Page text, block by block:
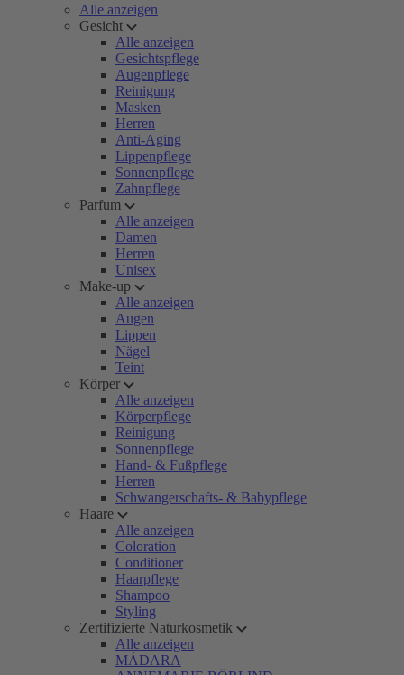
Alle anzeigen
Gesicht
Alle anzeigen
Gesichtspflege
Augenpflege
Reinigung
Masken
Herren
Anti-Aging
Lippenpflege
Sonnenpflege
Zahnpflege
Parfum
Alle anzeigen
Damen
Herren
Unisex
Make-up
Alle anzeigen
Augen
Lippen
Nägel
Teint
Körper
Alle anzeigen
Körperpflege
Reinigung
Sonnenpflege
Hand- & Fußpflege
Herren
Schwangerschafts- & Babypflege
Haare
Alle anzeigen
Coloration
Conditioner
Haarpflege
Shampoo
Styling
Zertifizierte Naturkosmetik
Alle anzeigen
MÁDARA